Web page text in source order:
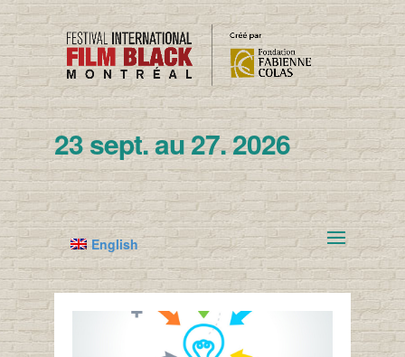
23 sept. au 27. 2026
English